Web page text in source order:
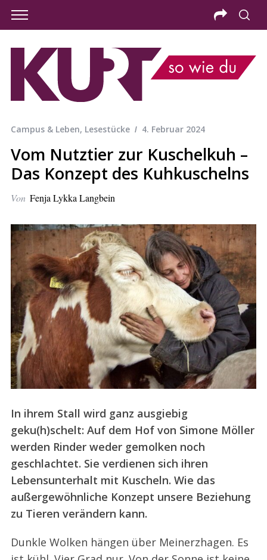
Campus & Leben, Lesestücke 4. Februar 2024
Vom Nutztier zur Kuschelkuh –
Das Konzept des Kuhkuschelns
Von Fenja Lykka Langbein
In ihrem Stall wird ganz ausgiebig
geku(h)schelt: Auf dem Hof von Simone Möller
werden Rinder weder gemolken noch
geschlachtet. Sie verdienen sich ihren
Lebensunterhalt mit Kuscheln. Wie das
außergewöhnliche Konzept unsere Beziehung
zu Tieren verändern kann.
Dunkle Wolken hängen über Meinerzhagen. Es